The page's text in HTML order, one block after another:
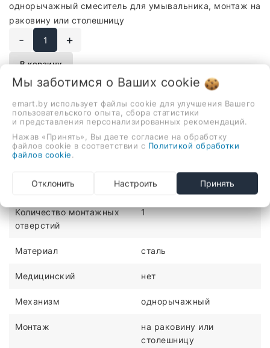
однорычажный смеситель для умывальника, монтаж на
раковину или столешницу
- +
В корзину
Описание Отзывы
однорычажный смеситель для умывальника, монтаж на
раковину или столешницу
ХАРАКТЕРИСТИКИ
Количество монтажных
отверстий
1
Материал сталь
Медицинский нет
Механизм однорычажный
Монтаж
на раковину или
столешницу
Мы заботимся о Ваших cookie
emart.by использует файлы cookie для улучшения Вашего
пользовательского опыта, сбора статистики
и представления персонализированных рекомендаций.
Нажав «Принять», Вы даете согласие на обработку
файлов cookie в соответствии с Политикой обработки
файлов cookie.
Отклонить Настроить Принять